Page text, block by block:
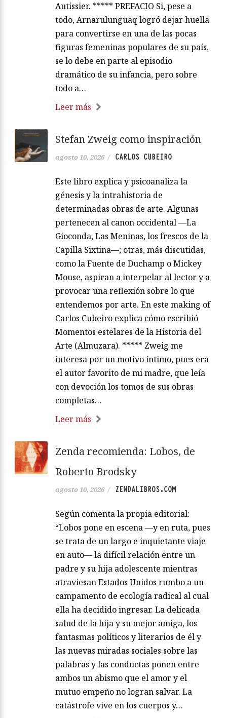
Autissier. ***** PREFACIO Si, pese a
todo, Arnarulunguaq logró dejar huella
para convertirse en una de las pocas
figuras femeninas populares de su país,
se lo debe en parte al episodio
dramático de su infancia, pero sobre
todo a…
Leer más
Stefan Zweig como inspiración
agosto 10, 2026 / CARLOS CUBEIRO
Este libro explica y psicoanaliza la
génesis y la intrahistoria de
determinadas obras de arte. Algunas
pertenecen al canon occidental —La
Gioconda, Las Meninas, los frescos de la
Capilla Sixtina—; otras, más discutidas,
como la Fuente de Duchamp o Mickey
Mouse, aspiran a interpelar al lector y a
provocar una reflexión sobre lo que
entendemos por arte. En este making of
Carlos Cubeiro explica cómo escribió
Momentos estelares de la Historia del
Arte (Almuzara). ***** Zweig me
interesa por un motivo íntimo, pues era
el autor favorito de mi madre, que leía
con devoción los tomos de sus obras
completas…
Leer más
Zenda recomienda: Lobos, de
Roberto Brodsky
agosto 10, 2026 / ZENDALIBROS.COM
Según comenta la propia editorial:
“Lobos pone en escena —y en ruta, pues
se trata de un largo e inquietante viaje
en auto— la difícil relación entre un
padre y su hija adolescente mientras
atraviesan Estados Unidos rumbo a un
campamento de ecología radical al cual
ella ha decidido ingresar. La delicada
salud de la hija y su mejor amiga, los
fantasmas políticos y literarios de él y
las nuevas miradas sociales sobre las
palabras y las conductas ponen entre
ambos un abismo que el amor y el
mutuo empeño no logran salvar. La
catástrofe vive en los cuerpos y…